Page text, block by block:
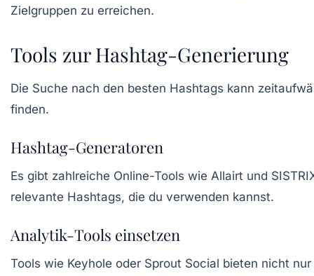
Zielgruppen zu erreichen.
Tools zur Hashtag-Generierung
Die Suche nach den besten Hashtags kann
finden.
Hashtag-Generatoren
Es gibt zahlreiche Online-Tools wie Allairt und
relevante Hashtags, die du verwenden kannst.
Analytik-Tools einsetzen
Tools wie Keyhole oder Sprout Social bieten nicht